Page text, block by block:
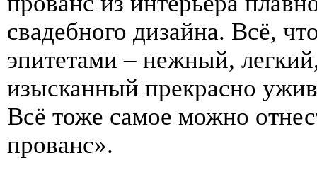
свадебного дизайна. Всё,
эпитетами – нежный,
изысканный прекрасно
Всё тоже самое можно
прованс».